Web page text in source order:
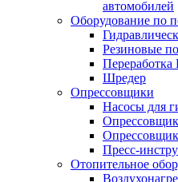
автомобилей
Оборудование по
Резиновые
Шредер
Опрессовщики
Насосы для
Пресс-
Отопительное